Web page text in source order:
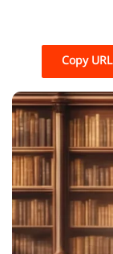
Copy URL